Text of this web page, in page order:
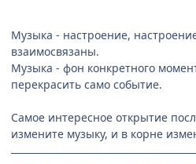
Музыка - настроение,
взаимосвязаны.
Музыка - фон конкретного
перекрасить само событие.
Самое интересное открытие
измените музыку, и в корне